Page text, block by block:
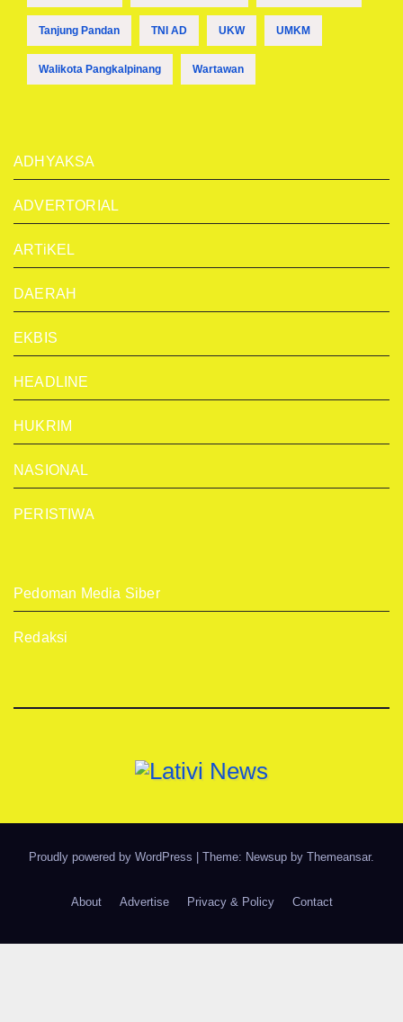
Tanjung Pandan TNI AD UKW UMKM
Walikota Pangkalpinang Wartawan
ADHYAKSA
ADVERTORIAL
ARTiKEL
DAERAH
EKBIS
HEADLINE
HUKRIM
NASIONAL
PERISTIWA
Pedoman Media Siber
Redaksi
Proudly powered by WordPress Theme: Newsup by Themeansar.
About Advertise Privacy & Policy Contact